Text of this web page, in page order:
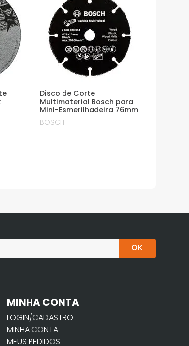
Disco de Corte
Multimaterial Bosch para
Mini-Esmerilhadeira 76mm
BOSCH
OK
MINHA CONTA
LOGIN/CADASTRO
MINHA CONTA
MEUS PEDIDOS